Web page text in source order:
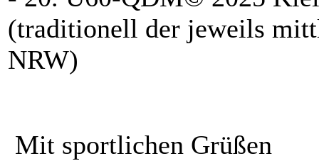
(traditionell der jeweils
NRW)
Mit sportlichen Grüßen